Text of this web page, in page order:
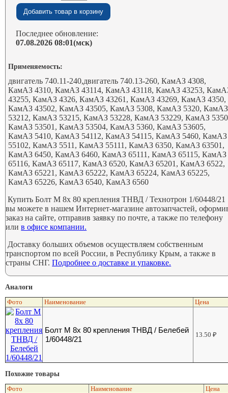
Последнее обновление:
07.08.2026 08:01(мск)
Применяемость:
двигатель 740.11-240,двигатель 740.13-260, КамАЗ 4308,
КамАЗ 4310, КамАЗ 43114, КамАЗ 43118, КамАЗ 43253,
43255, КамАЗ 4326, КамАЗ 43261, КамАЗ 43269, КамАЗ 4350,
КамАЗ 43502, КамАЗ 43505, КамАЗ 5308, КамАЗ 5320, КамАЗ
53212, КамАЗ 53215, КамАЗ 53228, КамАЗ 53229, КамАЗ
КамАЗ 53501, КамАЗ 53504, КамАЗ 5360, КамАЗ 53605,
КамАЗ 5410, КамАЗ 54112, КамАЗ 54115, КамАЗ 5460, КамАЗ
55102, КамАЗ 5511, КамАЗ 55111, КамАЗ 6350, КамАЗ 63501,
КамАЗ 6450, КамАЗ 6460, КамАЗ 65111, КамАЗ 65115, КамАЗ
65116, КамАЗ 65117, КамАЗ 6520, КамАЗ 65201, КамАЗ 6522,
КамАЗ 65221, КамАЗ 65222, КамАЗ 65224, КамАЗ 65225,
КамАЗ 65226, КамАЗ 6540, КамАЗ 6560
Купить Болт М 8х 80 крепления ТНВД / Технотрон 1/60448/21
вы можете в нашем Интернет-магазине автозапчастей,
заказ на сайте, отправив заявку по почте, а также по телефону
илив офисе компании.
Доставку больших объемов осуществляем собственным
транспортом по всей России, в Республику Крым, а также в
страны СНГ.Подробнее о доставке и упаковке.
Аналоги
Фото Наименование Цена
Болт М 8х 80 крепления ТНВД / Белебей
1/60448/21
13.50₽
Похожие товары
Фото Наименование Цена